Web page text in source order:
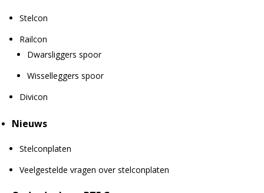
Stelcon
Railcon
Dwarsliggers spoor
Wisselleggers spoor
Divicon
Nieuws
Stelconplaten
Veelgestelde vragen over stelconplaten